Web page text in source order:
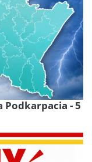
Podkarpacia - 5